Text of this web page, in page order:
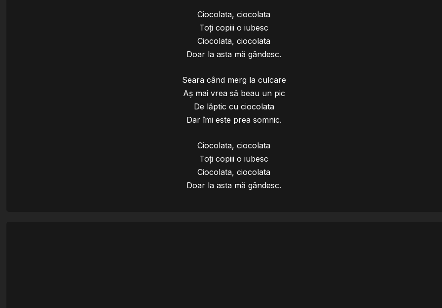
Ciocolata, ciocolata
Toți copiii o iubesc
Ciocolata, ciocolata
Doar la asta mă gândesc.
Seara când merg la culcare
Aș mai vrea să beau un pic
De lăptic cu ciocolata
Dar îmi este prea somnic.
Ciocolata, ciocolata
Toți copiii o iubesc
Ciocolata, ciocolata
Doar la asta mă gândesc.